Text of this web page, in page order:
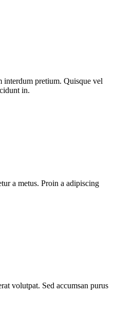
interdum pretium. Quisque vel
in.
a metus. Proin a adipiscing
volutpat. Sed accumsan purus